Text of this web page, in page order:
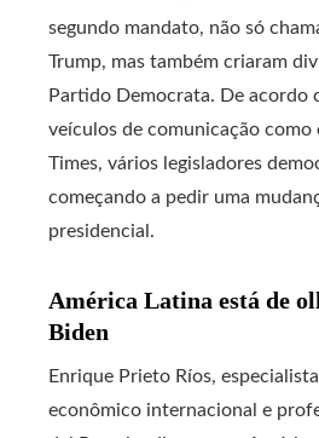
segundo mandato, não só
Trump, mas também criaram
Partido Democrata. De acordo
veículos de comunicação como
Times, vários legisladores
começando a pedir uma
presidencial.
América Latina está de
Biden
Enrique Prieto Ríos,
econômico internacional e